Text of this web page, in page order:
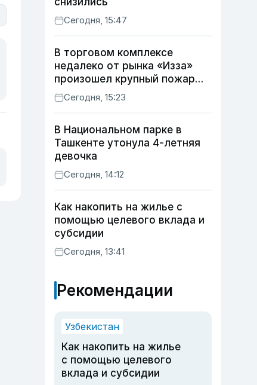
Сегодня, 15:47
В торговом комплексе
недалеко от рынка «Изза»
произошел крупный пожар
(видео)
Сегодня, 15:23
В Национальном парке в
Ташкенте утонула 4-летняя
девочка
Сегодня, 14:12
Как накопить на жилье с
помощью целевого вклада и
субсидии
Сегодня, 13:41
Рекомендации
Узбекистан
Как накопить на жилье
с помощью целевого
вклада и субсидии